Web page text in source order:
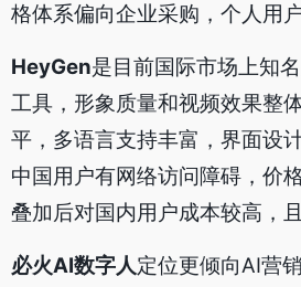
格体系偏向企业采购，个人用
HeyGen是目前国际市场上知
工具，形象质量和视频效果整
平，多语言支持丰富，界面设
中国用户有网络访问障碍，价
叠加后对国内用户成本较高，
必火AI数字人定位更倾向AI营